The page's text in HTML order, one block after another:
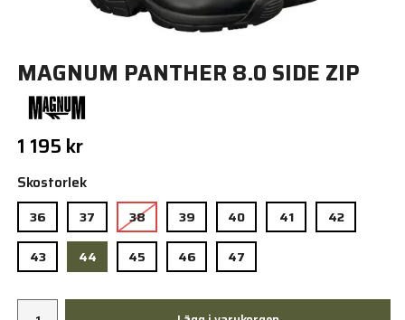
MAGNUM PANTHER 8.0 SIDE ZIP
1 195 kr
Skostorlek
36 37 38 39 40 41
42
43
44 45 46 47